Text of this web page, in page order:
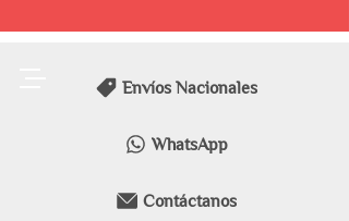
Envíos Nacionales
WhatsApp
Contáctanos